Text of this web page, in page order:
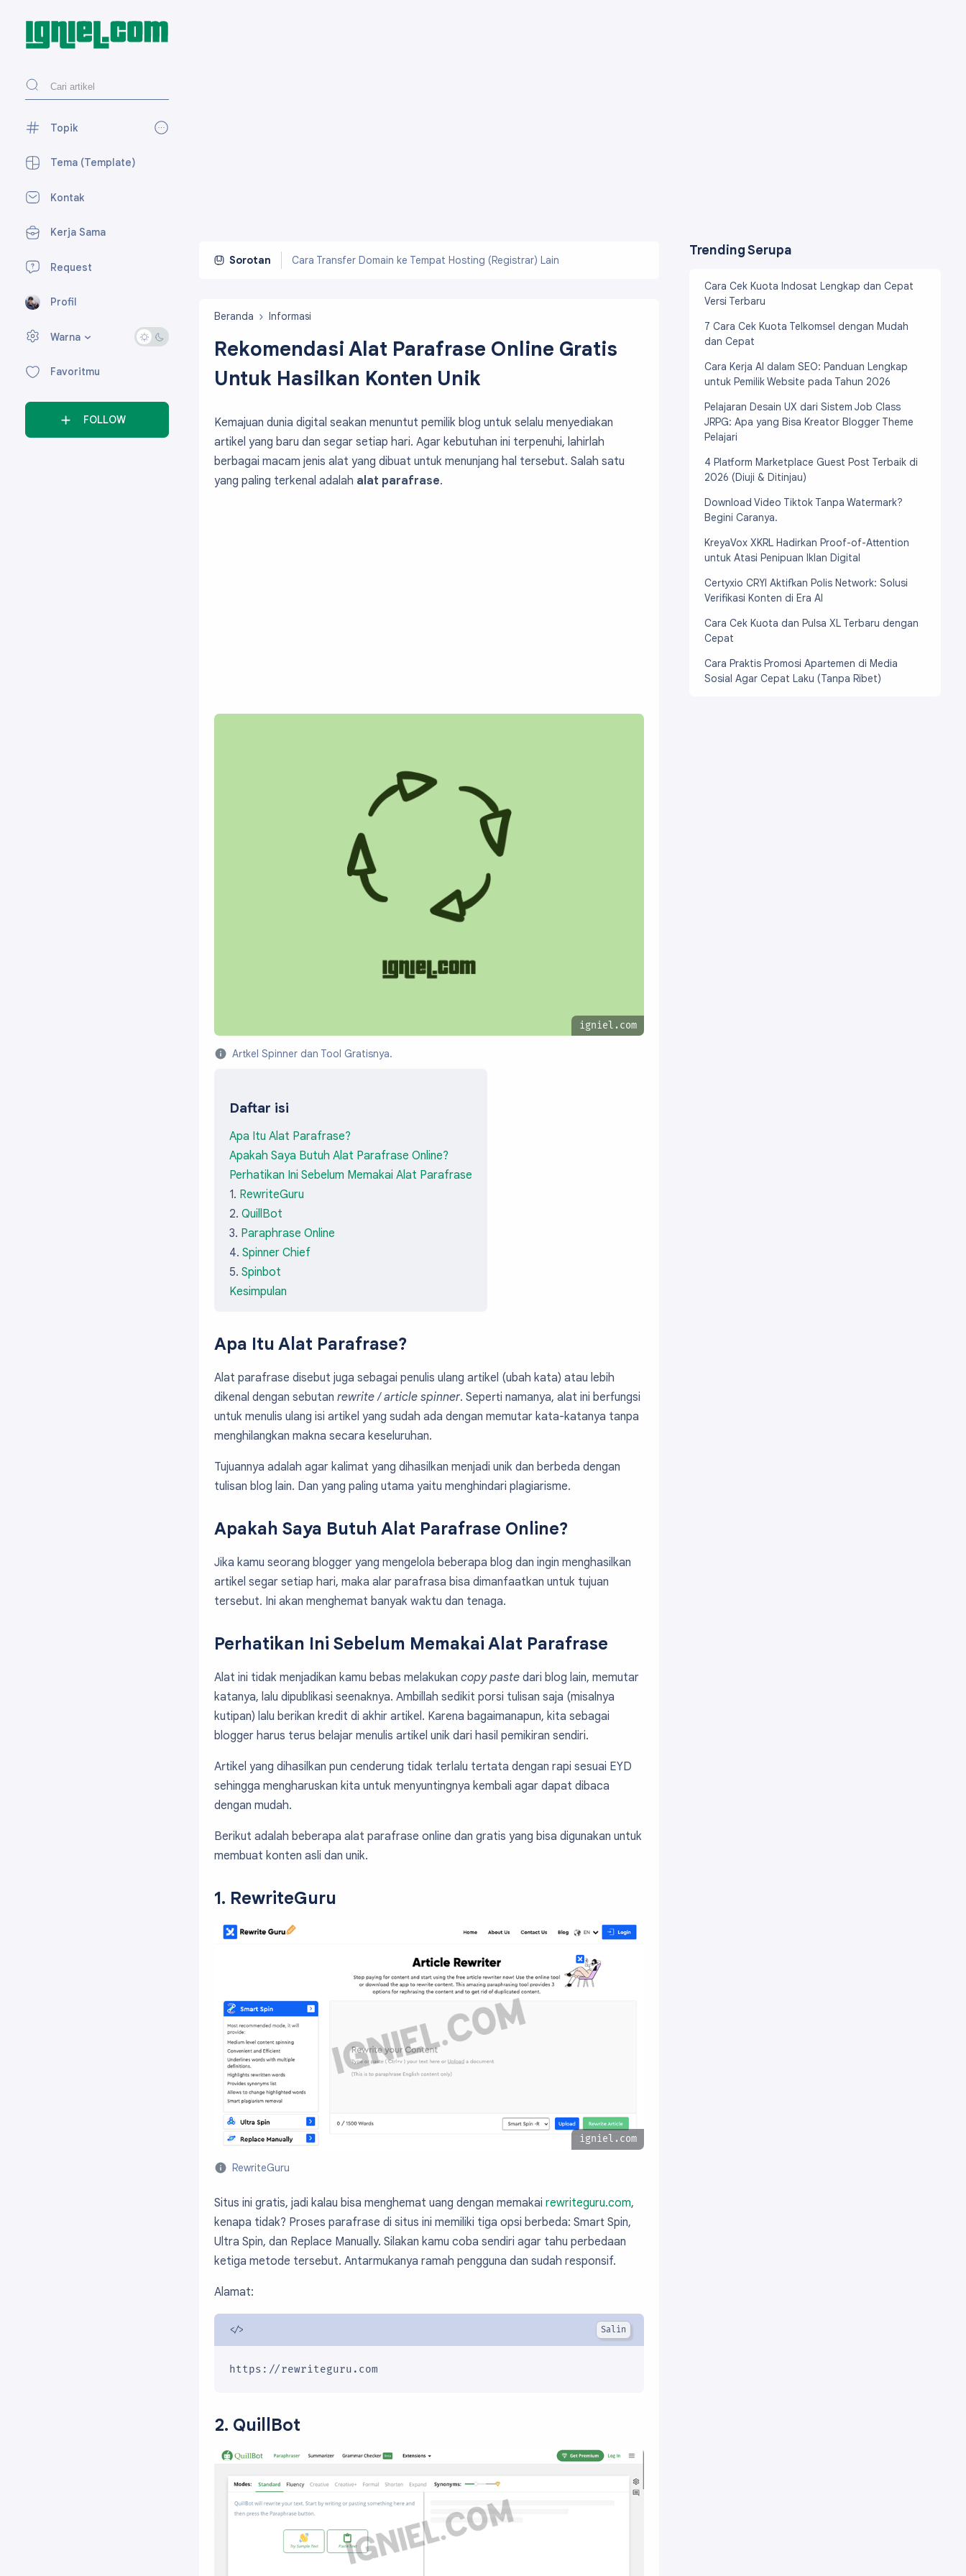
Topik
AdSense
Media Sosial
Tekno
Tema (Template)
Kontak
Kerja Sama
Request
Profil
Warna›
Favoritmu
FOLLOW
Sorotan Cara Transfer Domain ke Tempat Hosting (Registrar) Lain
Beranda Informasi
Rekomendasi Alat Parafrase Online Gratis
Untuk Hasilkan Konten Unik
Kemajuan dunia digital seakan menuntut pemilik blog untuk selalu menyediakan
artikel yang baru dan segar setiap hari. Agar kebutuhan ini terpenuhi, lahirlah
berbagai macam jenis alat yang dibuat untuk menunjang hal tersebut. Salah satu
yang paling terkenal adalah alat parafrase.
Artkel Spinner dan Tool Gratisnya.
igniel.com
Daftar isi
Apa Itu Alat Parafrase?
Apakah Saya Butuh Alat Parafrase Online?
Perhatikan Ini Sebelum Memakai Alat Parafrase
1. RewriteGuru
2. QuillBot
3. Paraphrase Online
4. Spinner Chief
5. Spinbot
Kesimpulan
Apa Itu Alat Parafrase?
Alat parafrase disebut juga sebagai penulis ulang artikel (ubah kata) atau lebih
dikenal dengan sebutan rewrite / article spinner. Seperti namanya, alat ini berfungsi
untuk menulis ulang isi artikel yang sudah ada dengan memutar kata-katanya tanpa
menghilangkan makna secara keseluruhan.
Tujuannya adalah agar kalimat yang dihasilkan menjadi unik dan berbeda dengan
tulisan blog lain. Dan yang paling utama yaitu menghindari plagiarisme.
Apakah Saya Butuh Alat Parafrase Online?
Jika kamu seorang blogger yang mengelola beberapa blog dan ingin menghasilkan
artikel segar setiap hari, maka alar parafrasa bisa dimanfaatkan untuk tujuan
tersebut. Ini akan menghemat banyak waktu dan tenaga.
Perhatikan Ini Sebelum Memakai Alat Parafrase
Alat ini tidak menjadikan kamu bebas melakukan copy paste dari blog lain, memutar
katanya, lalu dipublikasi seenaknya. Ambillah sedikit porsi tulisan saja (misalnya
kutipan) lalu berikan kredit di akhir artikel. Karena bagaimanapun, kita sebagai
blogger harus terus belajar menulis artikel unik dari hasil pemikiran sendiri.
Artikel yang dihasilkan pun cenderung tidak terlalu tertata dengan rapi sesuai EYD
sehingga mengharuskan kita untuk menyuntingnya kembali agar dapat dibaca
dengan mudah.
Berikut adalah beberapa alat parafrase online dan gratis yang bisa digunakan untuk
membuat konten asli dan unik.
1. RewriteGuru
RewriteGuru
igniel.com
Situs ini gratis, jadi kalau bisa menghemat uang dengan memakai rewriteguru.com,
kenapa tidak? Proses parafrase di situs ini memiliki tiga opsi berbeda: Smart Spin,
Ultra Spin, dan Replace Manually. Silakan kamu coba sendiri agar tahu perbedaan
ketiga metode tersebut. Antarmukanya ramah pengguna dan sudah responsif.
Alamat:
https://rewriteguru.com
2. QuillBot
Trending Serupa
Cara Cek Kuota Indosat Lengkap dan Cepat
Versi Terbaru
7 Cara Cek Kuota Telkomsel dengan Mudah
dan Cepat
Cara Kerja AI dalam SEO: Panduan Lengkap
untuk Pemilik Website pada Tahun 2026
Pelajaran Desain UX dari Sistem Job Class
JRPG: Apa yang Bisa Kreator Blogger Theme
Pelajari
4 Platform Marketplace Guest Post Terbaik di
2026 (Diuji & Ditinjau)
Download Video Tiktok Tanpa Watermark?
Begini Caranya.
KreyaVox XKRL Hadirkan Proof-of-Attention
untuk Atasi Penipuan Iklan Digital
Certyxio CRYI Aktifkan Polis Network: Solusi
Verifikasi Konten di Era AI
Cara Cek Kuota dan Pulsa XL Terbaru dengan
Cepat
Cara Praktis Promosi Apartemen di Media
Sosial Agar Cepat Laku (Tanpa Ribet)